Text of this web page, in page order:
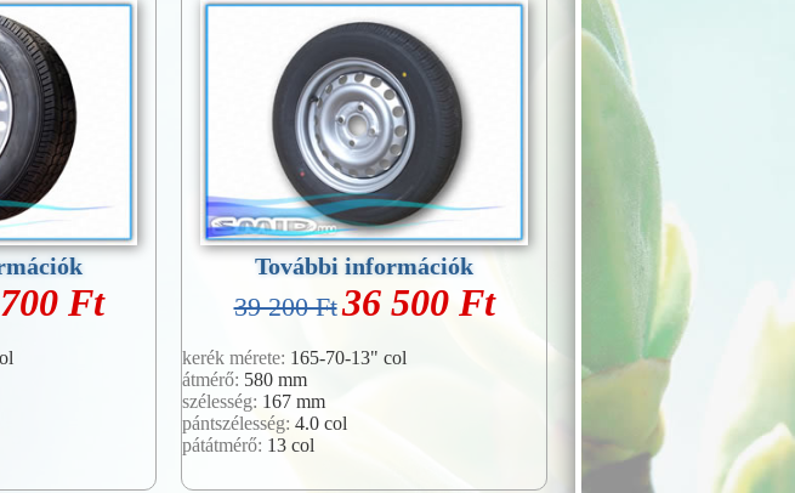
Ft
További információk
39 200 Ft36 500 Ft
kerék mérete: 165-70-13" col
átmérő: 580 mm
szélesség: 167 mm
pántszélesség: 4.0 col
pátátmérő: 13 col